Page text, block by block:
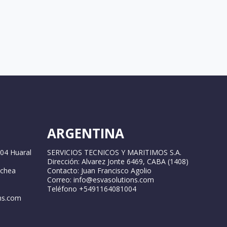
Huaral
ARGENTINA
SERVICIOS TECNICOS Y MARITIMOS S.A.
Dirección: Alvarez Jonte 6469, CABA (1408)
Contacto: Juan Francisco Agolio
Correo: info@esvasolutions.com
Teléfono +5491164081004